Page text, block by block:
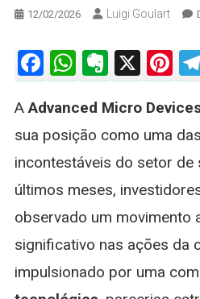
12/02/2026 Luigi Goulart
Facebook
WhatsApp
X
AAdvanced Micro
sua posição como uma
incontestáveis do setor
últimos meses,
observado um movimento
significativo nas ações da
impulsionado por uma